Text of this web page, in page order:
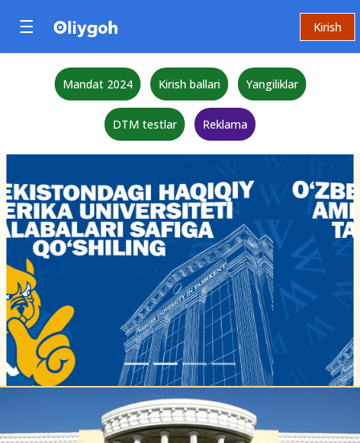
Kirish
Mandat 2024 Kirish ballari Yangiliklar
DTM testlar Reklama